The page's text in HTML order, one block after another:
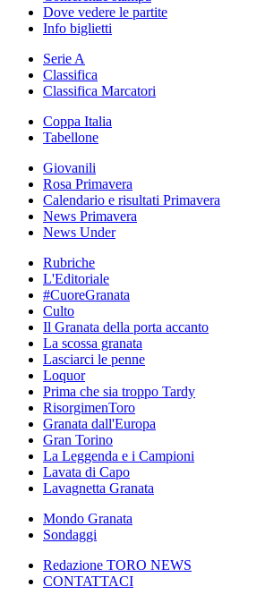
Dove vedere le partite
Info biglietti
Serie A
Classifica
Classifica Marcatori
Coppa Italia
Tabellone
Giovanili
Rosa Primavera
Calendario e risultati Primavera
News Primavera
News Under
Rubriche
L'Editoriale
#CuoreGranata
Culto
Il Granata della porta accanto
La scossa granata
Lasciarci le penne
Loquor
Prima che sia troppo Tardy
RisorgimenToro
Granata dall'Europa
Gran Torino
La Leggenda e i Campioni
Lavata di Capo
Lavagnetta Granata
Mondo Granata
Sondaggi
Redazione TORO NEWS
CONTATTACI